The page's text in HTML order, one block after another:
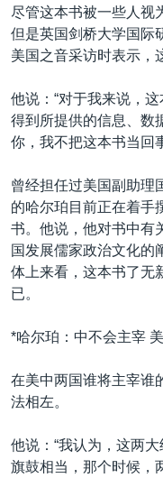
尽管这本书被一些人视
但是英国剑桥大学国际
美国之音采访时表示，
他说：“对于我来说，
得到所提供的信息、数
你，我不把这本书当回
曾经担任过美国副助理
的哈尔珀目前正在着手
书。他说，他对书中有
国发展儒家政治文化的
体上来看，这本书了无
已。
*哈尔珀：中不会主宰
在美中两国谁将主宰谁
法相左。
他说：“我认为，这两
旗鼓相当，那个时候，